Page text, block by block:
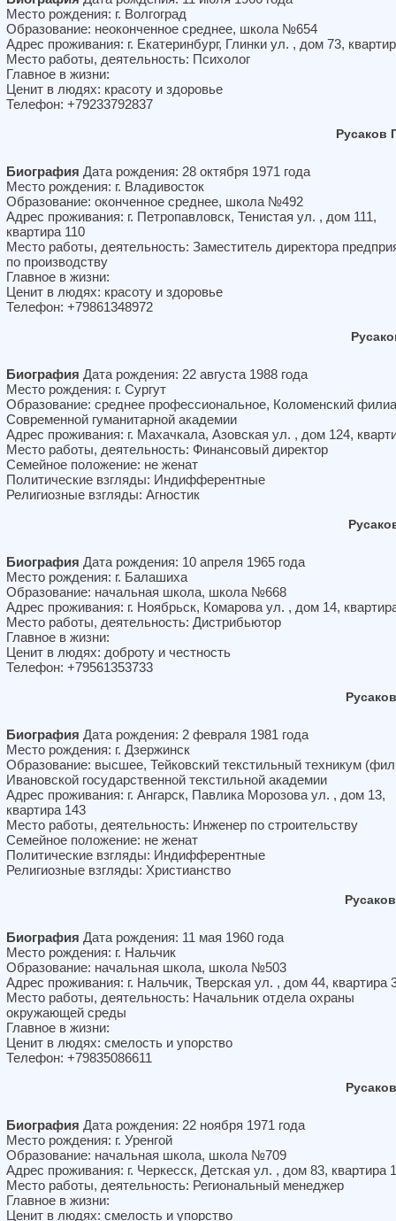
Место рождения: г. Волгоград
Образование: неоконченное среднее, школа №654
Адрес проживания: г. Екатеринбург, Глинки ул. , дом 73,
Место работы, деятельность: Психолог
Главное в жизни:
Ценит в людях: красоту и здоровье
Телефон: +79233792837
Русаков
Биография Дата рождения: 28 октября 1971 года
Место рождения: г. Владивосток
Образование: оконченное среднее, школа №492
Адрес проживания: г. Петропавловск, Тенистая ул. , дом 111,
квартира 110
Место работы, деятельность: Заместитель директора
по производству
Главное в жизни:
Ценит в людях: красоту и здоровье
Телефон: +79861348972
Биография Дата рождения: 22 августа 1988 года
Место рождения: г. Сургут
Образование: среднее профессиональное, Коломенский
Современной гуманитарной академии
Адрес проживания: г. Махачкала, Азовская ул. , дом 124,
Место работы, деятельность: Финансовый директор
Семейное положение: не женат
Политические взгляды: Индифферентные
Религиозные взгляды: Агностик
Биография Дата рождения: 10 апреля 1965 года
Место рождения: г. Балашиха
Образование: начальная школа, школа №668
Адрес проживания: г. Ноябрьск, Комарова ул. , дом 14,
Место работы, деятельность: Дистрибьютор
Главное в жизни:
Ценит в людях: доброту и честность
Телефон: +79561353733
Биография Дата рождения: 2 февраля 1981 года
Место рождения: г. Дзержинск
Образование: высшее, Тейковский текстильный техникум
Ивановской государственной текстильной академии
Адрес проживания: г. Ангарск, Павлика Морозова ул. , дом 13,
квартира 143
Место работы, деятельность: Инженер по строительству
Семейное положение: не женат
Политические взгляды: Индифферентные
Религиозные взгляды: Христианство
Биография Дата рождения: 11 мая 1960 года
Место рождения: г. Нальчик
Образование: начальная школа, школа №503
Адрес проживания: г. Нальчик, Тверская ул. , дом 44, квартира
Место работы, деятельность: Начальник отдела охраны
окружающей среды
Главное в жизни:
Ценит в людях: смелость и упорство
Телефон: +79835086611
Биография Дата рождения: 22 ноября 1971 года
Место рождения: г. Уренгой
Образование: начальная школа, школа №709
Адрес проживания: г. Черкесск, Детская ул. , дом 83, квартира
Место работы, деятельность: Региональный менеджер
Главное в жизни:
Ценит в людях: смелость и упорство